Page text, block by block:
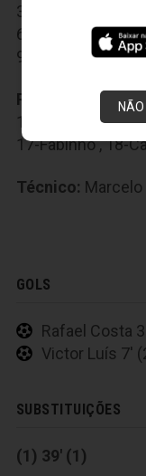
3-Sandro
6-Victor Luís, 7-
9-Rafael Costa,
Reservas: 12-
14-Wellington
17-Fabinho,18-
Técnico: Marcelo
GOLS
Rafael Costa
Victor Luís 7'
SUBSTITUIÇÕES
(1) 39' (1)